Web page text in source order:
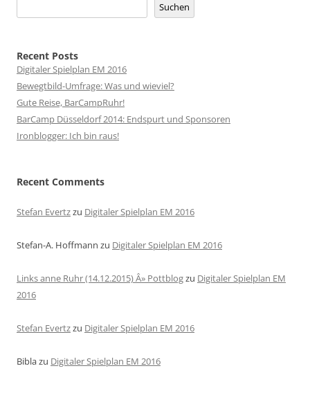
Suchen
Recent Posts
Digitaler Spielplan EM 2016
Bewegtbild-Umfrage: Was und wieviel?
Gute Reise, BarCampRuhr!
BarCamp Düsseldorf 2014: Endspurt und Sponsoren
Ironblogger: Ich bin raus!
Recent Comments
Stefan Evertzzu Digitaler Spielplan EM 2016
Stefan-A. Hoffmann zu Digitaler Spielplan EM 2016
Links anne Ruhr (14.12.2015) Â» Pottblogzu Digitaler Spielplan EM
2016
Stefan Evertzzu Digitaler Spielplan EM 2016
Biblazu Digitaler Spielplan EM 2016